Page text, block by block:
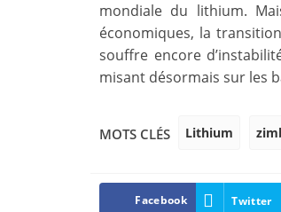
mondiale du lithium.
économiques, la
souffre encore
misant désormais sur les
MOTS CLÉS Lithium
Facebook Twitter